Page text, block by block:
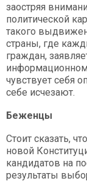
заостряя
политической
такого
страны, где
граждан,
чувствует себя
себе исчезают.
Беженцы
Стоит сказать,
новой
кандидатов на
результаты